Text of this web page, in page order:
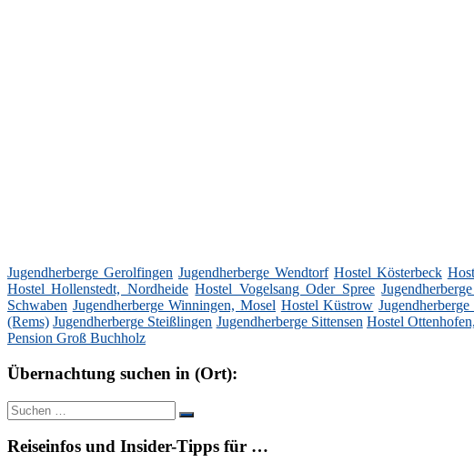
Jugendherberge Gerolfingen Jugendherberge Wendtorf Hostel Kösterbeck
Hostel Hollenstedt, Nordheide Hostel Vogelsang Oder Spree
Schwaben Jugendherberge Winningen, Mosel Hostel Küstrow
(Rems) Jugendherberge Steißlingen Jugendherberge Sittensen Hostel
Pension Groß Buchholz
Übernachtung suchen in (Ort):
Suche
nach:
Suchen
Reiseinfos und Insider-Tipps für …